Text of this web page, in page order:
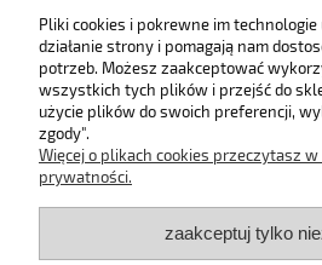
Moje konto
Płatności i
Informacje
O nas
Pliki cookies i pokrewne im
działanie strony i pomagają nam
potrzeb. Możesz zaakceptować
wszystkich tych plików i przejść do
użycie plików do swoich preferencji,
zgody".
Więcej o plikach cookies przeczytasz
prywatności.
zaakceptuj tylko